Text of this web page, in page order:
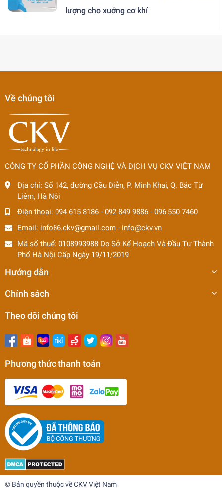
lượng cho xưởng cơ khí
Về chúng tôi
CÔNG TY CỔ PHẦN CÔNG NGHỆ VÀ DỊCH VỤ CKV VIỆT NAM
Địa chỉ: Số 142, đường Cầu Diễn, P. Minh Khai, Q. Bắc Từ
Liêm, Hà Nội
Điện thoại: 094 615 8186 - 092 849 9886 - 096 550 7460
Email: info86.ckv@gmail.com - info@ckv.vn
Mã số thuế: 0108993988 Do Sở Kế Hoạch Và Đầu Tư Thành
Phố Hà Nội Cấp Ngày 19/11/2019
Hướng dẫn
Chính sách
Theo dõi chúng tôi
Phương thức thanh toán
© Bản quyền thuộc về CKV Việt Nam